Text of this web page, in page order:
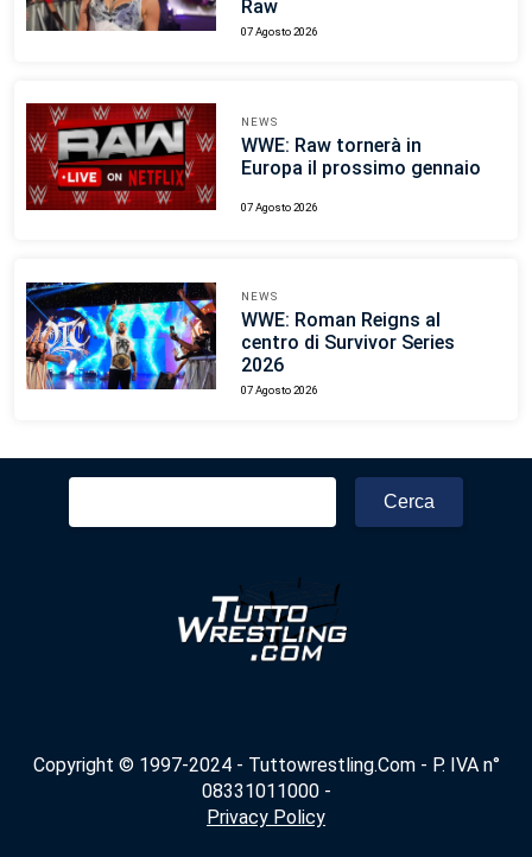
Raw
07 Agosto 2026
NEWS
WWE: Raw tornerà in
Europa il prossimo gennaio
07 Agosto 2026
NEWS
WWE: Roman Reigns al
centro di Survivor Series
2026
07 Agosto 2026
Ricerca
Copyright © 1997-2024 - Tuttowrestling.Com - P. IVA n°
08331011000 -
Privacy Policy